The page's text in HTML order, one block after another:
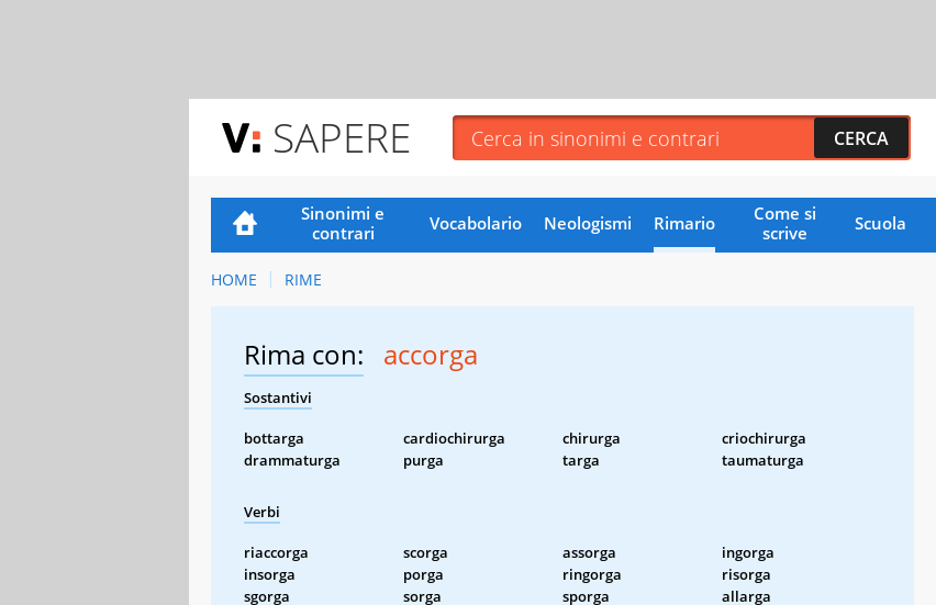
SAPERE
Sinonimi e
contrari
Vocabolario Neologismi Rimario
Come si
scrive
Scuola
HOME RIME
Rima con: accorga
Sostantivi
bottarga cardiochirurga chirurga
criochirurga
drammaturga
purga targa taumaturga
Verbi
riaccorga scorga assorga
ingorga
insorga
porga ringorga
risorga
sgorga
sorga sporga
allarga